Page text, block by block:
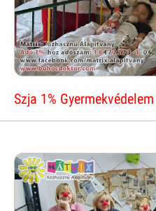
Szja 1% Gyermekvédelem